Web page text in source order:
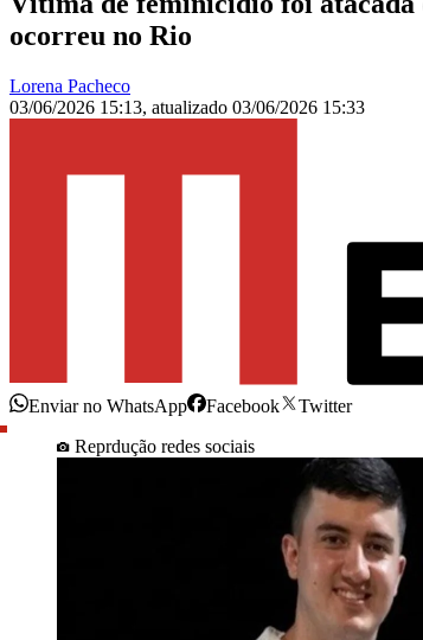
ocorreu no Rio
Lorena Pacheco
03/06/2026 15:13, atualizado 03/06/2026 15:33
Enviar no WhatsApp Facebook
Twitter
Reprdução redes sociais